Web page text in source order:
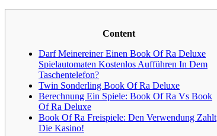
Content
Darf Meinereiner Einen Book Of Ra Deluxe
Spielautomaten Kostenlos Aufführen In Dem
Taschentelefon?
Twin Sonderling Book Of Ra Deluxe
Berechnung Ein Spiele: Book Of Ra Vs Book
Of Ra Deluxe
Book Of Ra Freispiele: Den Verwendung Zahlt
Die Kasino!